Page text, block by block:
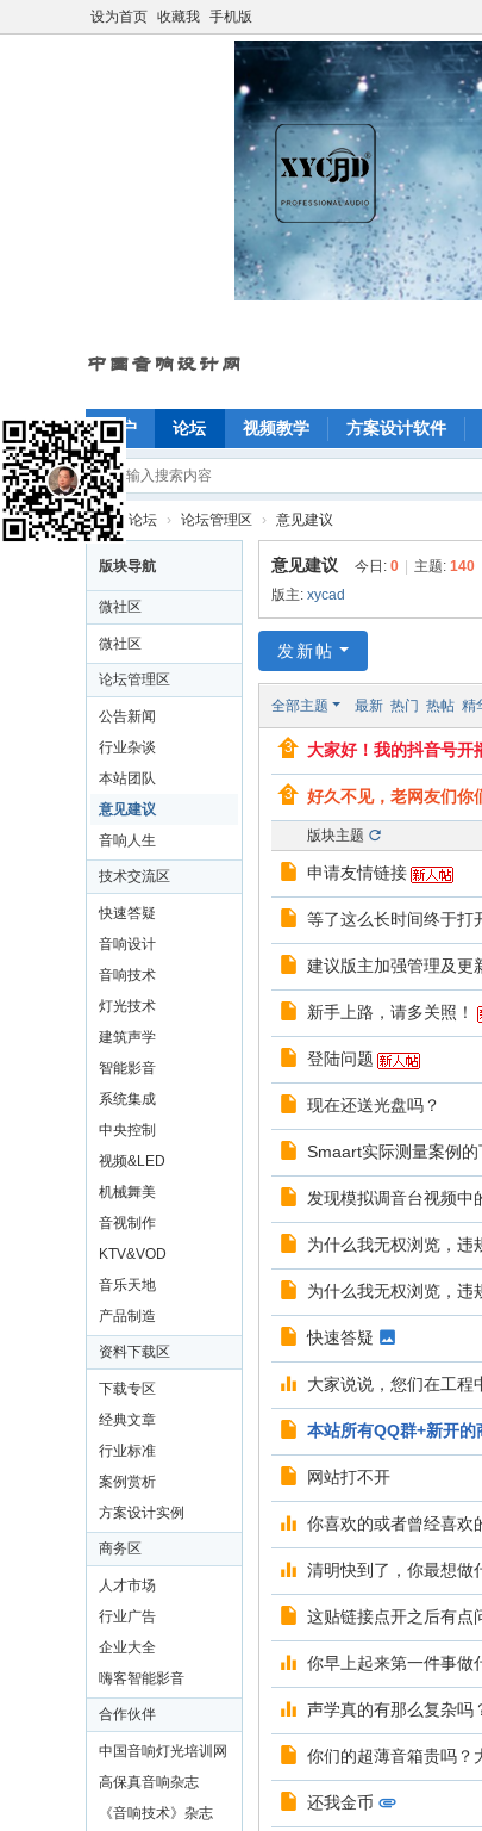
设为首页 收藏我 手机版
门户 论坛 视频教学 方案设计软件
Y
C
D
中
响
设
计
网
» 论坛 › 论坛管理区 › 意见建议
版块导航
微社区
微社区
论坛管理区
公告新闻
行业杂谈
本站团队
意见建议
音响人生
技术交流区
快速答疑
音响设计
音响技术
灯光技术
建筑声学
智能影音
系统集成
中央控制
视频&LED
机械舞美
音视制作
KTV&VOD
音乐天地
产品制造
资料下载区
下载专区
经典文章
行业标准
案例赏析
方案设计实例
商务区
人才市场
行业广告
企业大全
嗨客智能影音
合作伙伴
中国音响灯光培训网
高保真音响杂志
《音响技术》杂志
意见建议 今日: 0 主题: 140
版主: xycad
发新帖
全部主题 最新 热门 热帖 精
大家好！我的抖音号开
好久不见，老网友们你
版块主题
申请友情链接
等了这么长时间终于打
建议版主加强管理及更
新手上路，请多关照！
登陆问题
现在还送光盘吗？
Smaart实际测量案例的
发现模拟调音台视频中
为什么我无权浏览，违
为什么我无权浏览，违
快速答疑
大家说说，您们在工程
本站所有QQ群+新开
网站打不开
你喜欢的或者曾经喜欢
清明快到了，你最想做
这贴链接点开之后有点
你早上起来第一件事做
声学真的有那么复杂吗
你们的超薄音箱贵吗？
还我金币